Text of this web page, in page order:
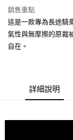
全家取貨付款
每筆NT$90
付款後全家取貨
每筆NT$60，滿
銷售重點
這是一款專為長途騎
氣性與無摩擦的原裁
自在。
詳細說明